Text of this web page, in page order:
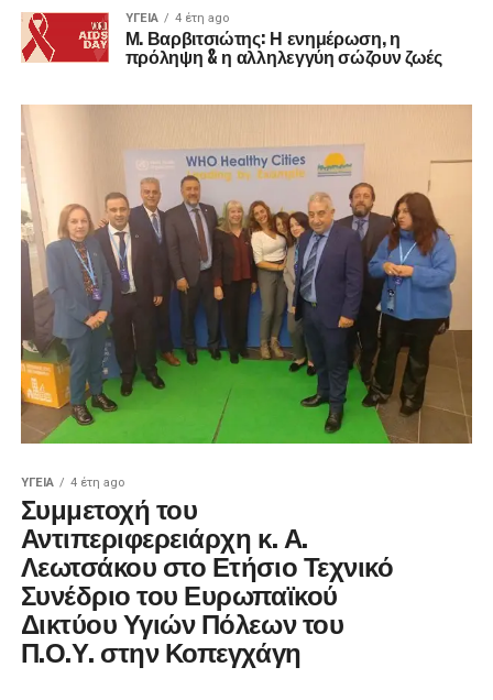
ΥΓΕΊΑ 4 έτη ago
Μ. Βαρβιτσιώτης: Η ενημέρωση, η
πρόληψη & η αλληλεγγύη σώζουν ζωές
ΥΓΕΊΑ 4 έτη ago
Συμμετοχή του
Αντιπεριφερειάρχη κ. Α.
Λεωτσάκου στο Ετήσιο Τεχνικό
Συνέδριο του Ευρωπαϊκού
Δικτύου Υγιών Πόλεων του
Π.Ο.Υ. στην Κοπεγχάγη